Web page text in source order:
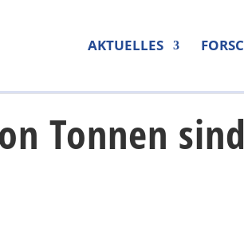
AKTUELLES
Tonnen